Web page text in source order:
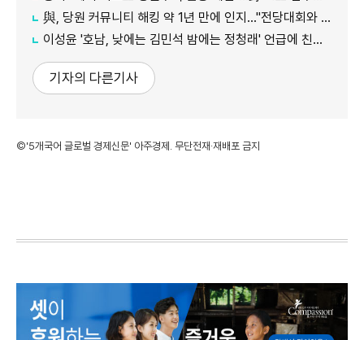
與, 당원 커뮤니티 해킹 약 1년 만에 인지…"전당대회와 무관"
이성윤 '호남, 낮에는 김민석 밤에는 정청래' 언급에 친명계 반발…"한심한 수준"
기자의 다른기사
©'5개국어 글로벌 경제신문' 아주경제. 무단전재·재배포 금지